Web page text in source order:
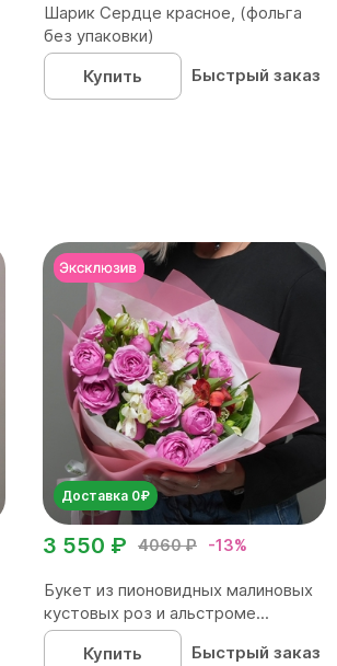
Шарик Сердце красное, (фольга
без упаковки)
Купить
Быстрый заказ
Доставка 0₽
4060 ₽ -13%
3 550 ₽
Букет из пионовидных малиновых
кустовых роз и альстроме...
Купить
Быстрый заказ